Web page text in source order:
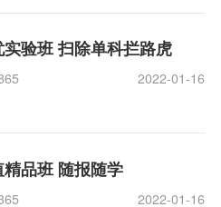
实验班 扫除单科拦路虎
2022-01-16
精品班 随报随学
2022-01-16